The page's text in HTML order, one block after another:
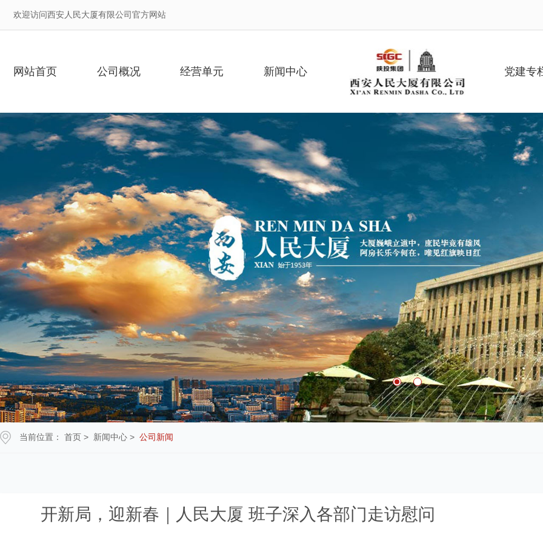
欢迎访问西安人民大厦有限公司官方网站
网站首页 公司概况 经营单元 新闻中心 党建专
当前位置： 首页 > 新闻中心 > 公司新闻
开新局，迎新春｜人民大厦 班子深入各部门走访慰问